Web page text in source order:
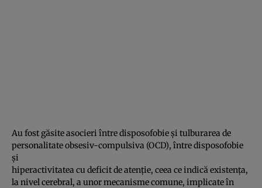
Au fost găsite asocieri între disposofobie şi tulburarea de
personalitate obsesiv-compulsiva (OCD), între disposofobie
şi
hiperactivitatea cu deficit de atenţie, ceea ce indică existenţa,
la nivel cerebral, a unor mecanisme comune, implicate în